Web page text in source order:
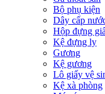
Bộ phụ kiện
Dây cấp
Hộp đựng
Kệ đựng ly
Gương
Kệ gương
Lô giấy vệ
Kệ xà phòng